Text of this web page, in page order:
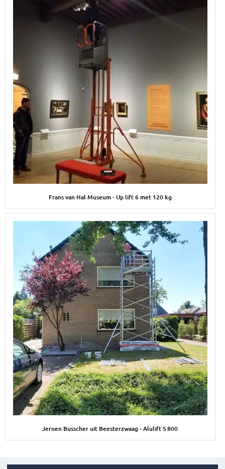
Frans van Hal Museum - Up lift 6 met 120 kg
Jeroen Busscher uit Beesterzwaag - Alulift S 800